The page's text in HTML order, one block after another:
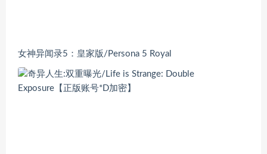
女神异闻录5：皇家版/Persona 5 Royal